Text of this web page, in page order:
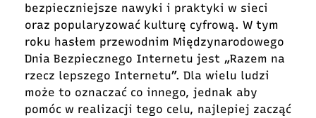
bezpieczniejsze nawyki i praktyki w sieci
oraz popularyzować kulturę cyfrową. W tym
roku hasłem przewodnim Międzynarodowego
Dnia Bezpiecznego Internetu jest „Razem na
rzecz lepszego Internetu”. Dla wielu ludzi
może to oznaczać co innego, jednak aby
pomóc w realizacji tego celu, najlepiej zacząć